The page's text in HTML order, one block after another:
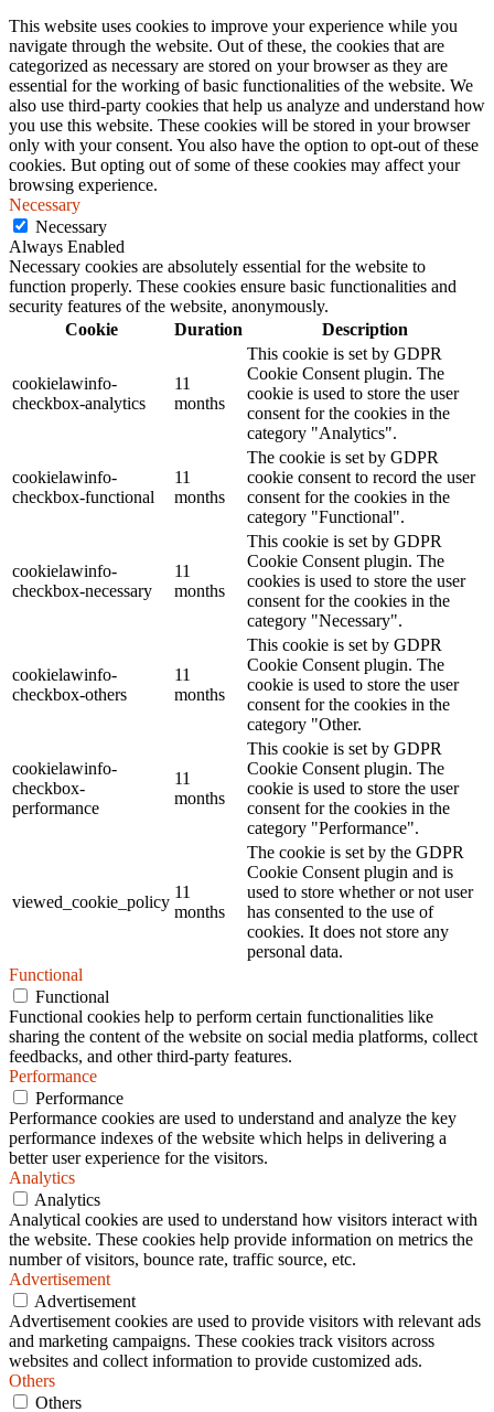
This website uses cookies to improve your experience while you
navigate through the website. Out of these, the cookies that are
categorized as necessary are stored on your browser as they are
essential for the working of basic functionalities of the website. We
also use third-party cookies that help us analyze and understand how
you use this website. These cookies will be stored in your browser
only with your consent. You also have the option to opt-out of these
cookies. But opting out of some of these cookies may affect your
browsing experience.
Necessary
Necessary
Always Enabled
Necessary cookies are absolutely essential for the website to
function properly. These cookies ensure basic functionalities and
security features of the website, anonymously.
Cookie
Duration Description
cookielawinfo-
checkbox-analytics
11
months
This cookie is set by GDPR
Cookie Consent plugin. The
cookie is used to store the user
consent for the cookies in the
category "Analytics".
cookielawinfo-
checkbox-functional
11
months
The cookie is set by GDPR
cookie consent to record the user
consent for the cookies in the
category "Functional".
cookielawinfo-
checkbox-necessary
11
months
This cookie is set by GDPR
Cookie Consent plugin. The
cookies is used to store the user
consent for the cookies in the
category "Necessary".
cookielawinfo-
checkbox-others
11
months
This cookie is set by GDPR
Cookie Consent plugin. The
cookie is used to store the user
consent for the cookies in the
category "Other.
cookielawinfo-
checkbox-
performance
11
months
This cookie is set by GDPR
Cookie Consent plugin. The
cookie is used to store the user
consent for the cookies in the
category "Performance".
viewed_cookie_policy
11
months
The cookie is set by the GDPR
Cookie Consent plugin and is
used to store whether or not user
has consented to the use of
cookies. It does not store any
personal data.
Functional
Functional
Functional cookies help to perform certain functionalities like
sharing the content of the website on social media platforms, collect
feedbacks, and other third-party features.
Performance
Performance
Performance cookies are used to understand and analyze the key
performance indexes of the website which helps in delivering a
better user experience for the visitors.
Analytics
Analytics
Analytical cookies are used to understand how visitors interact with
the website. These cookies help provide information on metrics the
number of visitors, bounce rate, traffic source, etc.
Advertisement
Advertisement
Advertisement cookies are used to provide visitors with relevant ads
and marketing campaigns. These cookies track visitors across
websites and collect information to provide customized ads.
Others
Others